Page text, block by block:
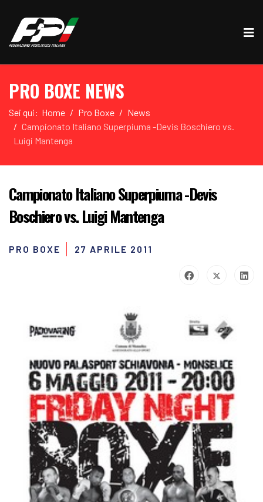
PRO BOXE NEWS
Sei qui: Home Pro Boxe
News
Campionato Italiano Superpiuma -Devis Boschiero vs.
Luigi Mantenga
Campionato Italiano Superpiuma -Devis
Boschiero vs. Luigi Mantenga
PRO BOXE 27 APRILE 2011